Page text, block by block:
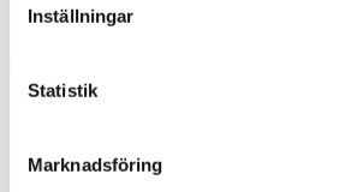
Inställningar
Statistik
Marknadsföring
Up to K band (up to and including 20GHz)
30GHz HSFDR RFoF modules